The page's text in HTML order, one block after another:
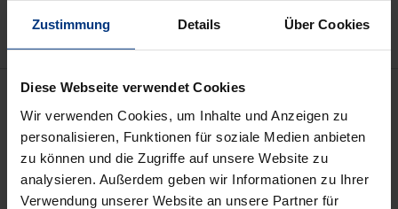
Zustimmung Details Über Cookies
Diese Webseite verwendet Cookies
Wir verwenden Cookies, um Inhalte und Anzeigen zu
personalisieren, Funktionen für soziale Medien anbieten
zu können und die Zugriffe auf unsere Website zu
analysieren. Außerdem geben wir Informationen zu Ihrer
Verwendung unserer Website an unsere Partner für
Description
Gemäß Art. 3 Abs. 1 lit. g EGV ist es eines der
Hauptziele der Europäischen Gemeinschaft, ein
System zu errichten, das den Wettbewerb innerhalb